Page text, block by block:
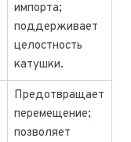
импорта;
поддерживает
целостность
катушки.
Предотвращает
перемещение;
позволяет